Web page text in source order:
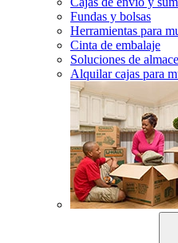
Fundas y bolsas
Herramientas para
Cinta de embalaje
Soluciones de
Alquilar cajas para